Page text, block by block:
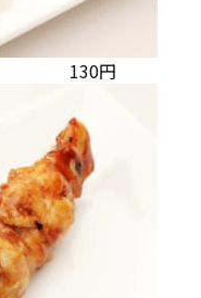
130円